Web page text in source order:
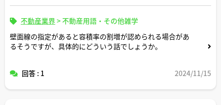
不動産業界>不動産用語・その他雑学
壁面線の指定があると容積率の割増が認められる場合があ
るそうですが、具体的にどういう話でしょうか。
回答 : 1 2024/11/15